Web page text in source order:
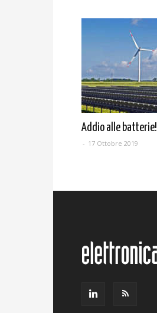
Addio alle batterie!
- 17 Ottobre 2019